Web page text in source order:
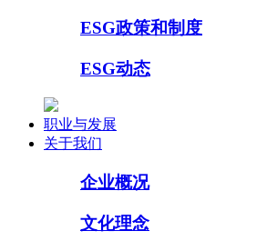
ESG政策和制度
ESG动态
职业与发展
关于我们
企业概况
文化理念